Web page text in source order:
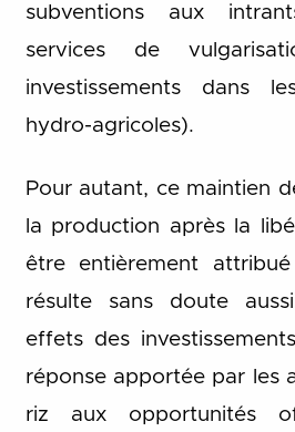
subventions aux
services de
investissements dans
hydro-agricoles).
Pour autant, ce maintien
la production après la
être entièrement
résulte sans doute
effets des
réponse apportée par les
riz aux opportunités